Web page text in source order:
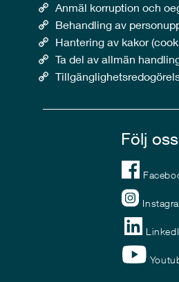
Anmäl korruption och
Behandling av
Hantering av kakor
Ta del av allmän
Följ oss